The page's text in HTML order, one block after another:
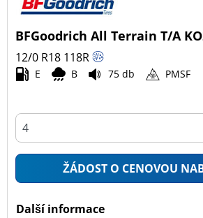
Typ vozidla
Všechny typy (1)
Osobní vůz (0)
4x4 (1)
Zemědělská technika (0)
Dojezdové
BFGoodrich All Terrain T/A
12/0 R18 118R
E B 75 db PMSF
ŽÁDOST O CENOVOU
Další informace